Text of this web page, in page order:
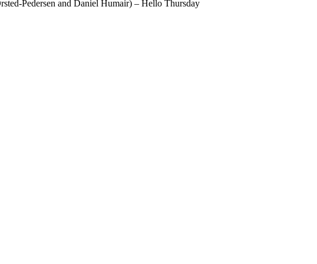
Pedersen and Daniel Humair) – Hello Thursday